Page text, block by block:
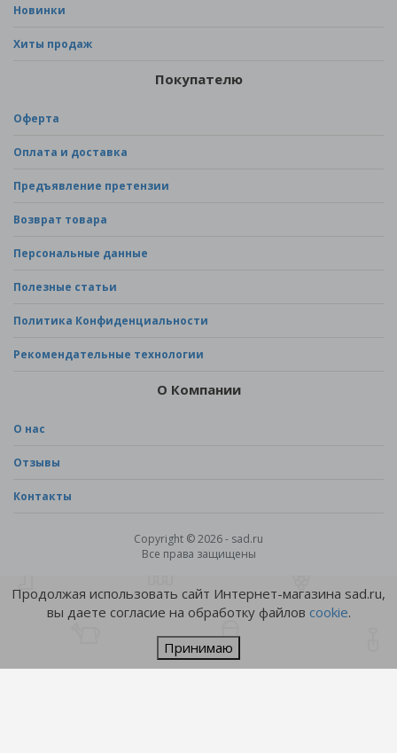
Новинки
Хиты продаж
Покупателю
Оферта
Оплата и доставка
Предъявление претензии
Возврат товара
Персональные данные
Полезные статьи
Политика Конфиденциальности
Рекомендательные технологии
О Компании
О нас
Отзывы
Контакты
Copyright © 2026 - sad.ru
Все права защищены
Продолжая использовать сайт Интернет-магазина sad.ru,
вы даете согласие на обработку файлов cookie.
Принимаю